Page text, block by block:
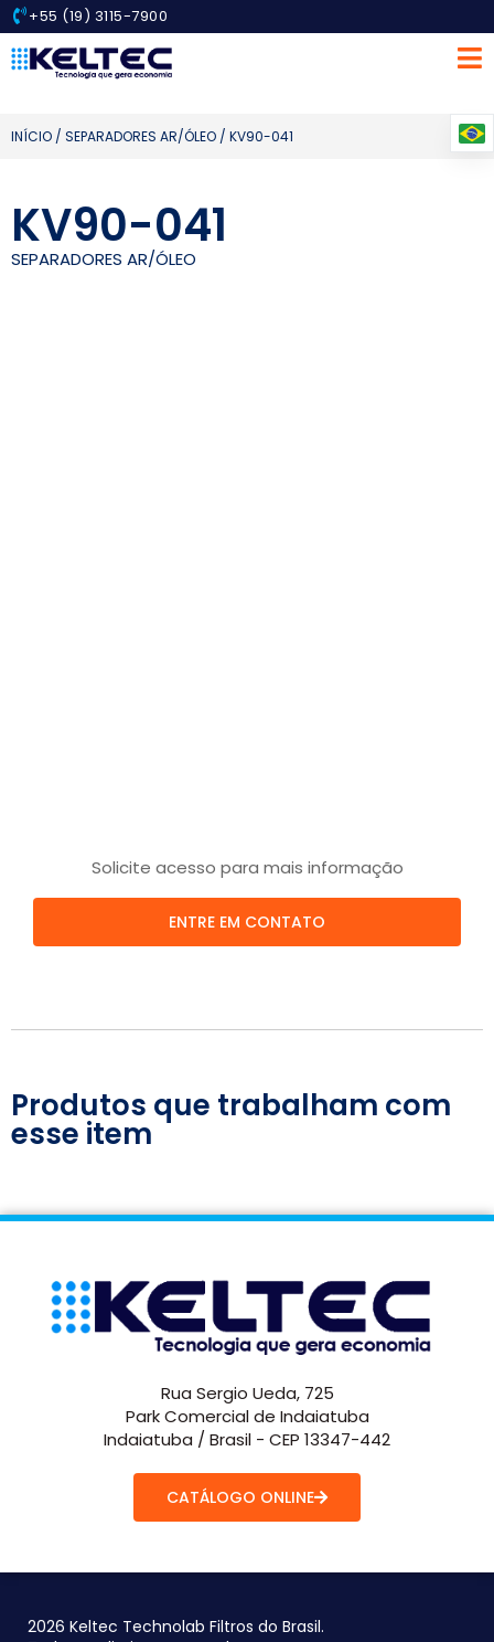
+55 (19) 3115-7900
INÍCIO / SEPARADORES AR/ÓLEO / KV90-041
KV90-041
SEPARADORES AR/ÓLEO
Solicite acesso para mais informação
ENTRE EM CONTATO
Produtos que trabalham com
esse item
Rua Sergio Ueda, 725
Park Comercial de Indaiatuba
Indaiatuba / Brasil - CEP 13347-442
CATÁLOGO ONLINE
2026 Keltec Technolab Filtros do Brasil.